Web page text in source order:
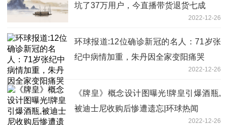
坑了37万用户，今直播带货退货七成
2022-12-26
环球报道:12位确诊新冠的名人：71岁张
纪中病情加重，朱丹因全家变阳痛哭
2022-12-26
《牌皇》概念设计图曝光!牌皇引爆酒瓶,
被迪士尼收购后惨遭遗忘|环球热闻
2022-12-26